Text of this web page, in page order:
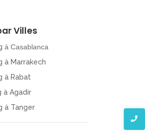
Villes
à Casablanca
à Marrakech
à Rabat
à Agadir
à Tanger